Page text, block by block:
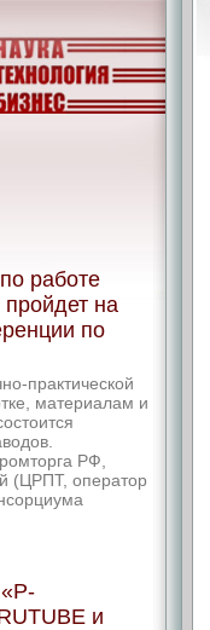
работе
на
по
практической
материалам и
РФ,
(ЦРПТ, оператор
и